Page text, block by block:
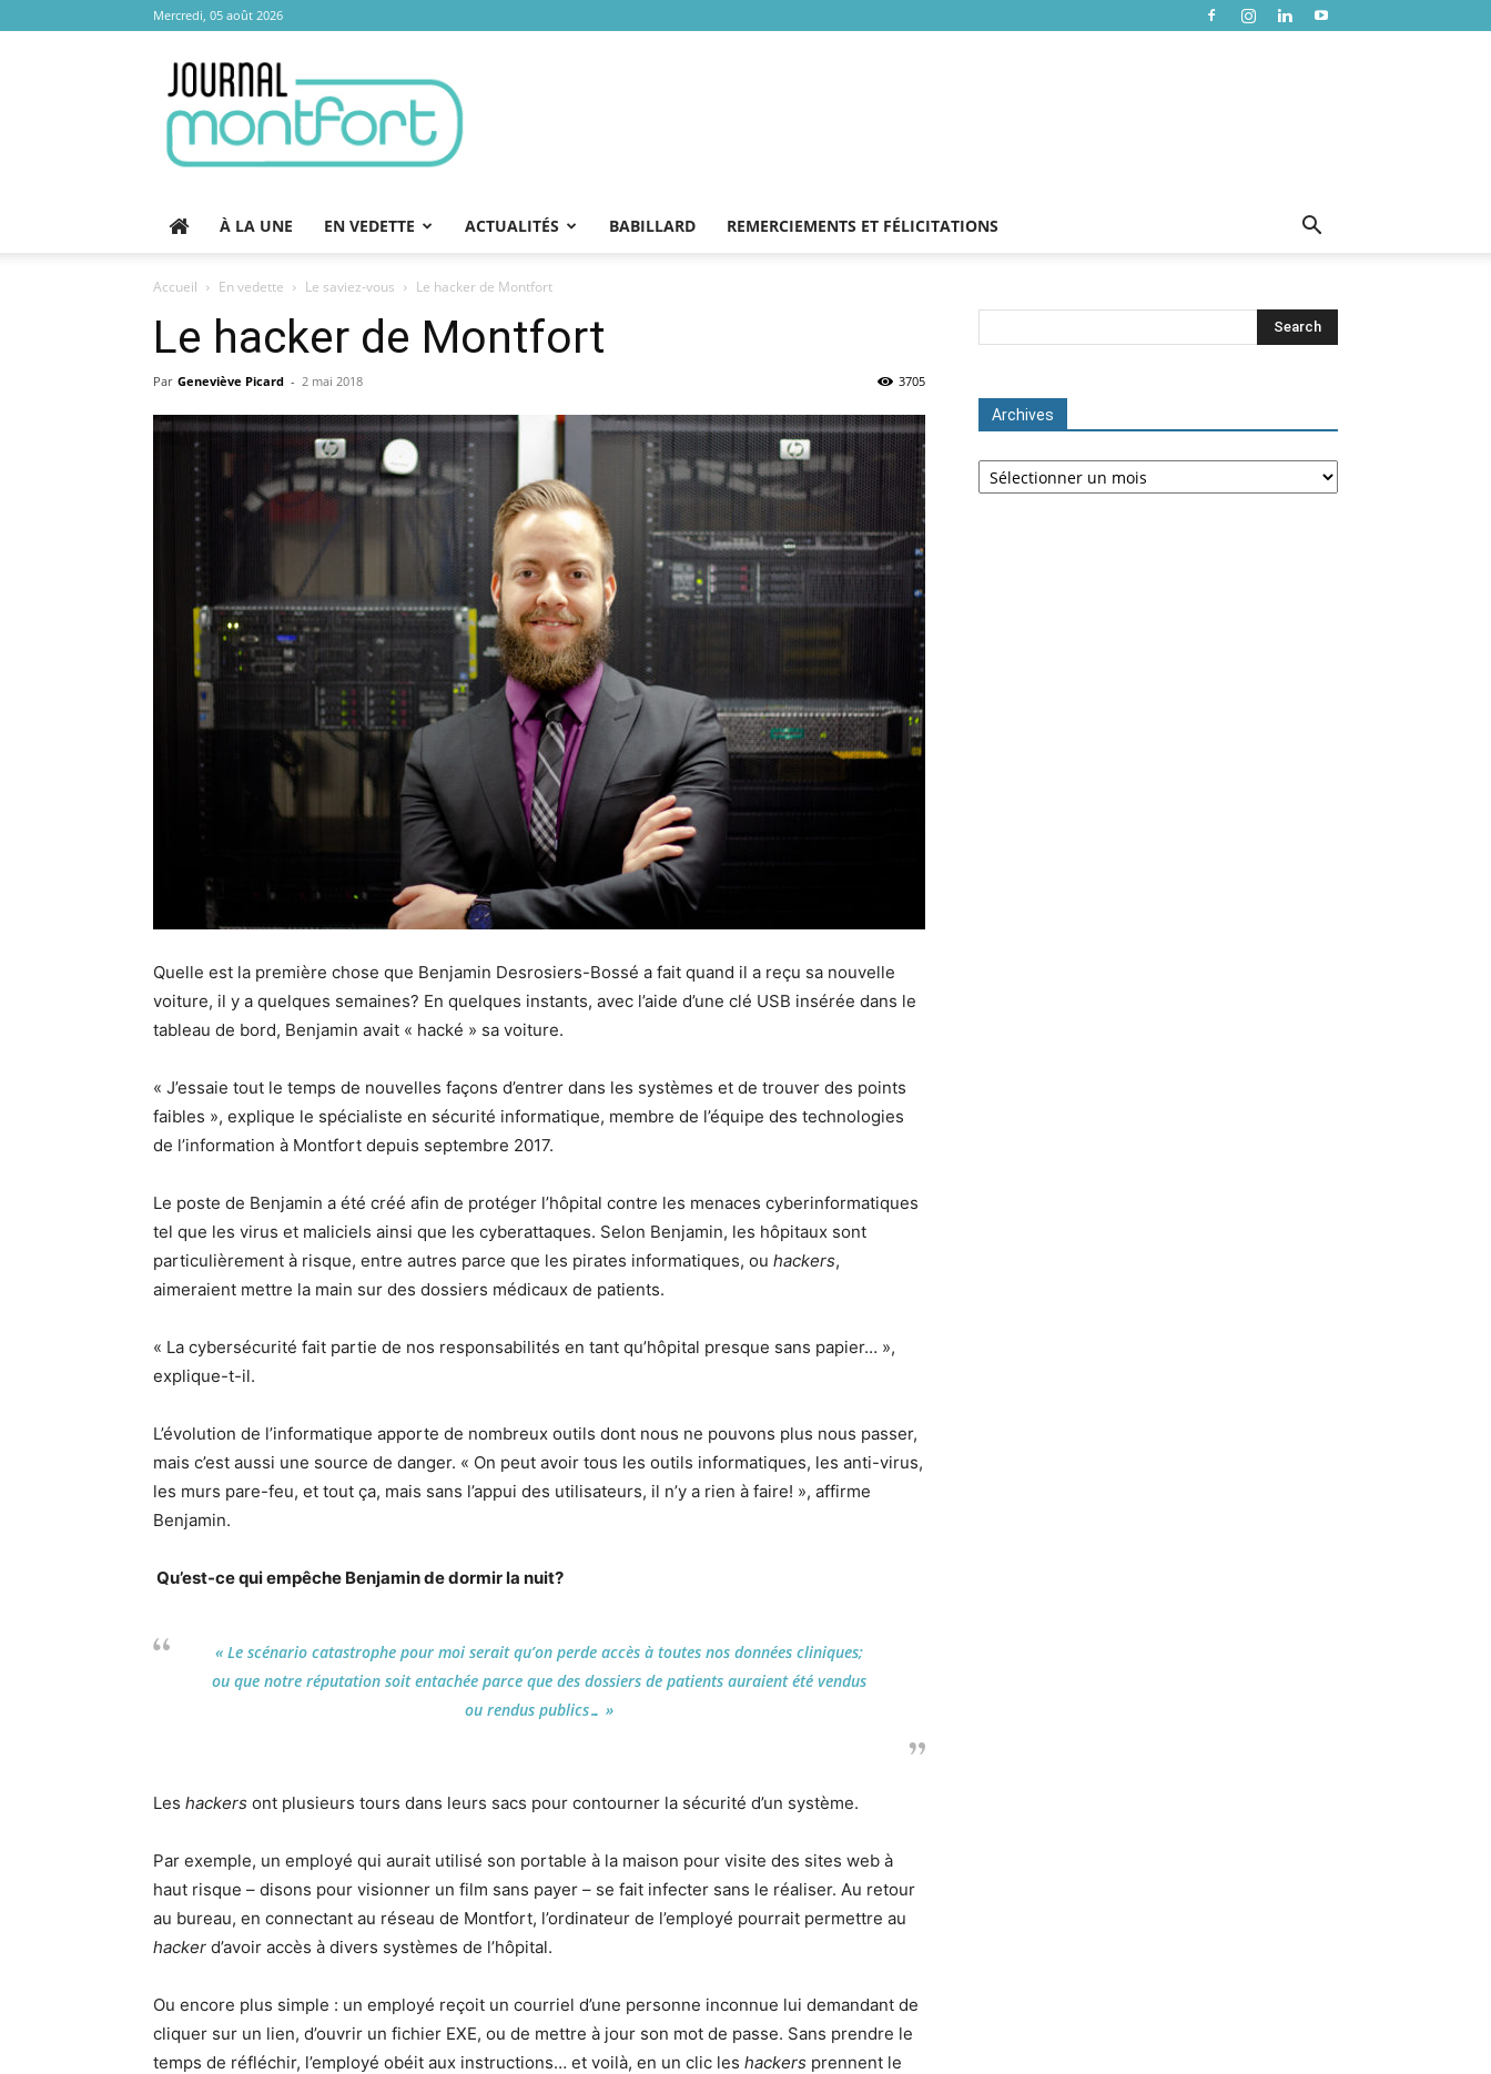
Mercredi, 05 août 2026
Montfort
À LA UNE EN VEDETTE ACTUALITÉS BABILLARD REMERCIEMENTS ET FÉLICITATIONS
Accueil En vedette Le saviez-vous Le hacker de Montfort
Le hacker de Montfort
Par Geneviève Picard - 2 mai 2018 3705
Quelle est la première chose que Benjamin Desrosiers-Bossé a fait quand il a reçu sa nouvelle
voiture, il y a quelques semaines? En quelques instants, avec l’aide d’une clé USB insérée dans le
tableau de bord, Benjamin avait « hacké » sa voiture.
« J’essaie tout le temps de nouvelles façons d’entrer dans les systèmes et de trouver des points
faibles », explique le spécialiste en sécurité informatique, membre de l’équipe des technologies
de l’information à Montfort depuis septembre 2017.
Le poste de Benjamin a été créé afin de protéger l’hôpital contre les menaces cyberinformatiques
tel que les virus et maliciels ainsi que les cyberattaques. Selon Benjamin, les hôpitaux sont
particulièrement à risque, entre autres parce que les pirates informatiques, ou hackers,
aimeraient mettre la main sur des dossiers médicaux de patients.
« La cybersécurité fait partie de nos responsabilités en tant qu’hôpital presque sans papier… »,
explique-t-il.
L’évolution de l’informatique apporte de nombreux outils dont nous ne pouvons plus nous passer,
mais c’est aussi une source de danger. « On peut avoir tous les outils informatiques, les anti-virus,
les murs pare-feu, et tout ça, mais sans l’appui des utilisateurs, il n’y a rien à faire! », affirme
Benjamin.
Qu’est-ce qui empêche Benjamin de dormir la nuit?
« Le scénario catastrophe pour moi serait qu’on perde accès à toutes nos données cliniques;
ou que notre réputation soit entachée parce que des dossiers de patients auraient été vendus
ou rendus publics… »
Les hackers ont plusieurs tours dans leurs sacs pour contourner la sécurité d’un système.
Par exemple, un employé qui aurait utilisé son portable à la maison pour visite des sites web à
haut risque – disons pour visionner un film sans payer – se fait infecter sans le réaliser. Au retour
au bureau, en connectant au réseau de Montfort, l’ordinateur de l’employé pourrait permettre au
hacker d’avoir accès à divers systèmes de l’hôpital.
Ou encore plus simple : un employé reçoit un courriel d’une personne inconnue lui demandant de
cliquer sur un lien, d’ouvrir un fichier EXE, ou de mettre à jour son mot de passe. Sans prendre le
temps de réfléchir, l’employé obéit aux instructions… et voilà, en un clic les hackers prennent le
Archives
Archives